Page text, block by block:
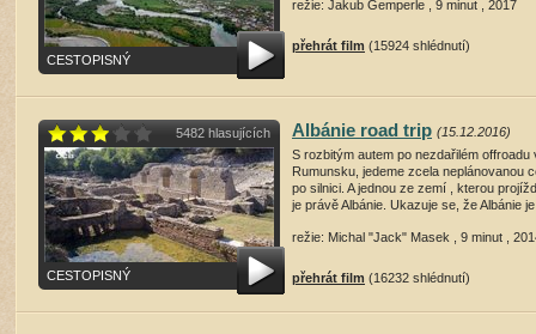
CESTOPISNÝ
režie: Jakub Gemperle , 9 minut , 2017
přehrát film (15924 shlédnutí)
5482 hlasujících
CESTOPISNÝ
Albánie road trip (15.12.2016)
S rozbitým autem po nezdařilém offroadu
Rumunsku, jedeme zcela neplánovanou
po silnici. A jednou ze zemí , kterou
je právě Albánie. Ukazuje se, že Albánie
režie: Michal "Jack" Masek , 9 minut ,
přehrát film (16232 shlédnutí)